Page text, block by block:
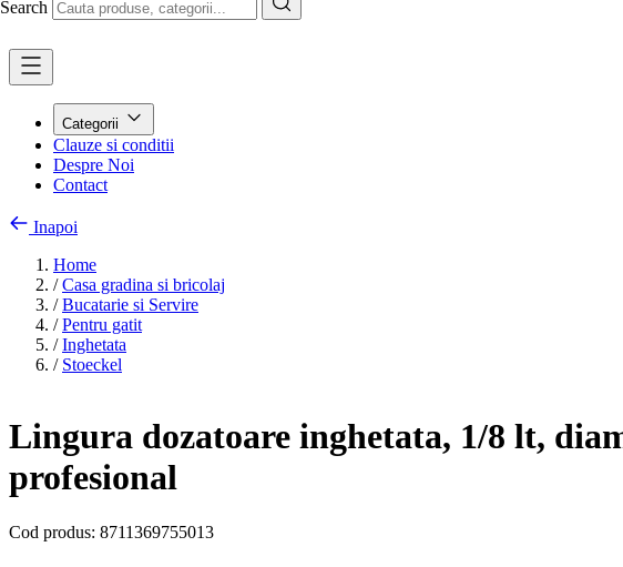
Search
Categorii
Clauze si conditii
Despre Noi
Contact
Inapoi
Home
/ Casa gradina si bricolaj
/ Bucatarie si Servire
/ Pentru gatit
/ Inghetata
/ Stoeckel
Lingura dozatoare inghetata, 1/8 lt,
profesional
Cod produs: 8711369755013